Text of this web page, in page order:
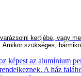
kertjébe, vagy
szükséges,
képest az alumínium
A ház